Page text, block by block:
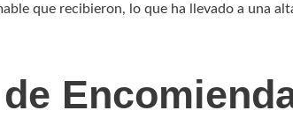
que recibieron, lo que ha llevado a una